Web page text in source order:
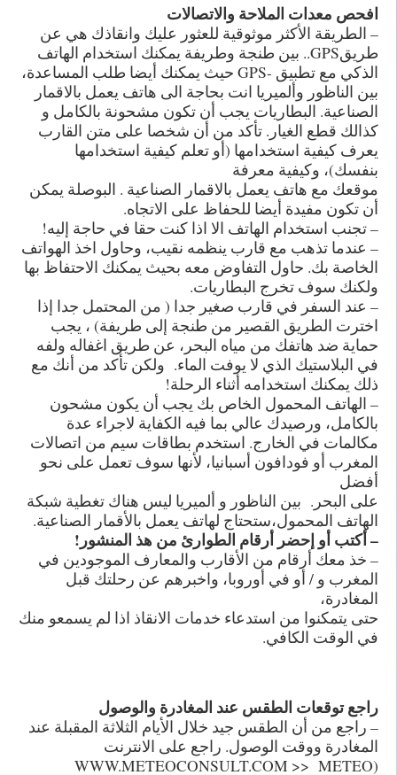
افحص معدات الملاحة والاتصالات
– الطريقة الأكثر موثوقية للعثور عليك وانقاذك هي عن
طريقGPS.. بين طنجة وطريفة يمكنك استخدام الهاتف
الذكي مع تطبيق -GPS حيث يمكنك أيضا طلب المساعدة،
بين الناظور وألميريا انت بحاجة الى هاتف يعمل بالاقمار
الصناعية. البطاريات يجب أن تكون مشحونة بالكامل و
كذالك قطع الغيار. تأكد من أن شخصا على متن القارب
يعرف كيفية استخدامها (أو تعلم كيفية استخدامها
بنفسك)، وكيفية معرفة
موقعك مع هاتف يعمل بالاقمار الصناعية . البوصلة يمكن
أن تكون مفيدة أيضا للحفاظ على الاتجاه.
– تجنب استخدام الهاتف الا اذا كنت حقا في حاجة إليه!
– عندما تذهب مع قارب ينظمه نقيب، وحاول اخذ الهواتف
الخاصة بك. حاول التفاوض معه بحيث يمكنك الاحتفاظ بها
ولكنك سوف تخرج البطاريات.
– عند السفر في قارب صغير جدا ( من المحتمل جدا إذا
اخترت الطريق القصير من طنجة إلى طريفة) ، يجب
حماية ضد هاتفك من مياه البحر، عن طريق اغفاله ولفه
في البلاستيك الذي لا يوفت الماء. ولكن تأكد من أنك مع
ذلك يمكنك استخدامه أثناء الرحلة!
– الهاتف المحمول الخاص بك يجب أن يكون مشحون
بالكامل، ورصيدك عالي بما فيه الكفاية لاجراء عدة
مكالمات في الخارج. استخدم بطاقات سيم من اتصالات
المغرب أو فودافون أسبانيا، لأنها سوف تعمل على نحو
أفضل
على البحر. بين الناظور و ألميريا ليس هناك تغطية شبكة
الهاتف المحمول،ستحتاج لهاتف يعمل بالأقمار الصناعية.
– أكتب أو إحضر أرقام الطوارئ من هذ المنشور!
– خذ معك أرقام من الأقارب والمعارف الموجودين في
المغرب و / أو في أوروبا، واخبرهم عن رحلتك قبل
المغادرة،
حتى يتمكنوا من استدعاء خدمات الانقاذ اذا لم يسمعو منك
في الوقت الكافي.
راجع توقعات الطقس عند المغادرة والوصول
– راجع من أن الطقس جيد خلال الأيام الثلاثة المقبلة عند
المغادرة ووقت الوصول. راجع على الانترنت
(WWW.METEOCONSULT.COM >> METEO